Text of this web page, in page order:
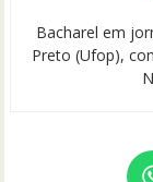
Bacharel em
Preto (Ufop),